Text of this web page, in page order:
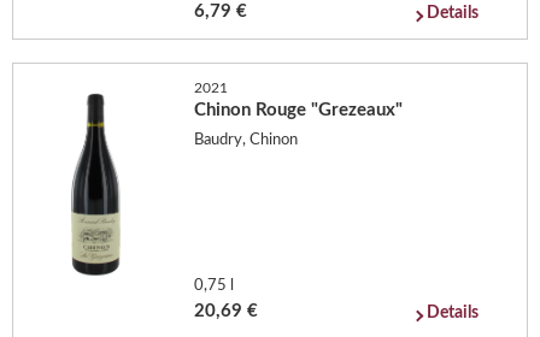
6,79 € Details
2021
Chinon Rouge "Grezeaux"
Baudry, Chinon
0,75 l
20,69 € Details